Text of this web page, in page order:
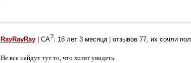
RayRayRay | СА?: 18 лет 3 месяца| отзывов 77, их сочли
Не все найдут тут то, что хотят увидеть.